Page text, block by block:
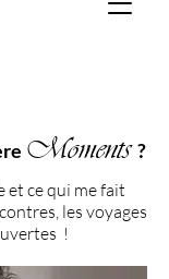
et ce qui me fait
les voyages
!
Moments ?